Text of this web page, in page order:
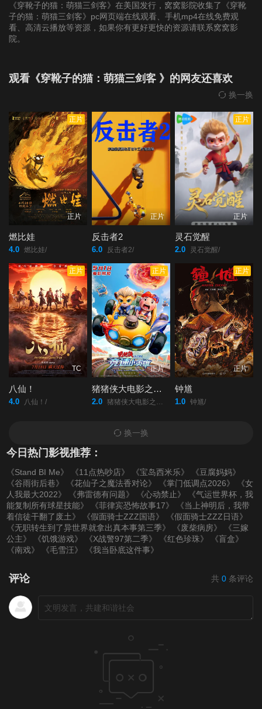
《穿靴子的猫：萌猫三剑客》在美国发行，窝窝影院收集了《穿靴
子的猫：萌猫三剑客》pc网页端在线观看、手机mp4在线免费观
看、高清云播放等资源，如果你有更好更快的资源请联系窝窝影
院。
观看《穿靴子的猫：萌猫三剑客 》的网友还喜欢
换一换
正片
正片
燃比娃
4.0 燃比娃/
正片
反击者2
6.0 反击者2/
正片
正片
灵石觉醒
2.0 灵石觉醒/
正片
TC
八仙！
4.0 八仙！/
正片
正片
猪猪侠大电影之竞速小英雄
2.0 猪猪侠大电影之竞速小英雄/
正片
正片
钟馗
1.0 钟馗/
换一换
今日热门影视推荐：
《Stand BI Me》 《11点热吵店》 《宝岛西米乐》
《豆腐妈妈》
《谷雨街后巷》
《花仙子之魔法香对论》 《掌门低调点2026》
《女
人我最大2022》
《弗雷德有问题》 《心动禁止》
《气运世界杯，我
能复制所有球星技能》
《菲律宾恐怖故事17》
《当上神明后，我带
着信徒干翻了废土》
《假面骑士ZZZ国语》
《假面骑士ZZZ日语》
《无职转生到了异世界就拿出真本事第三季》
《废柴病房》
《三嫁
公主》
《饥饿游戏》 《X战警97第二季》 《红色珍珠》
《盲盒》
《南戏》
《毛雪汪》 《我当卧底这件事》
评论 共 0 条评论